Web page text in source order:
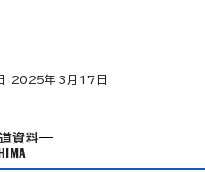
2025年3月 17 日
資料